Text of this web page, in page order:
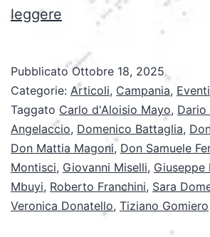
leggere
loro”:
il
Convegno
CEI
che
riscrive
il
Pubblicato Ottobre 18, 2025
Categorie: Articoli, Campania, Eventi
Taggato Carlo d'Aloisio Mayo, Dario
Angelaccio, Domenico Battaglia,
Don Mattia Magoni, Don Samuele
Montisci, Giovanni Miselli, Giuseppe
Mbuyi, Roberto Franchini, Sara
Veronica Donatello, Tiziano Gomiero